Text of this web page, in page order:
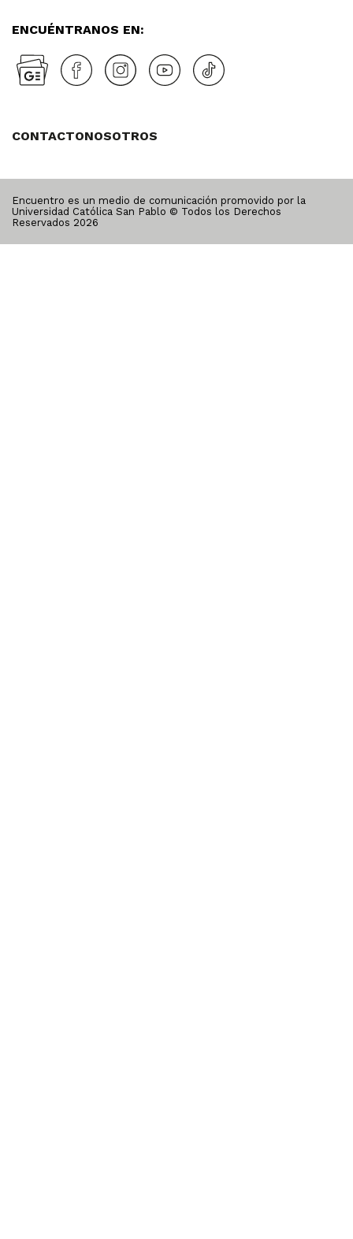
ENCUÉNTRANOS EN:
CONTACTONOSOTROS
Encuentro es un medio de comunicación promovido por la
Universidad Católica San Pablo © Todos los Derechos
Reservados 2026